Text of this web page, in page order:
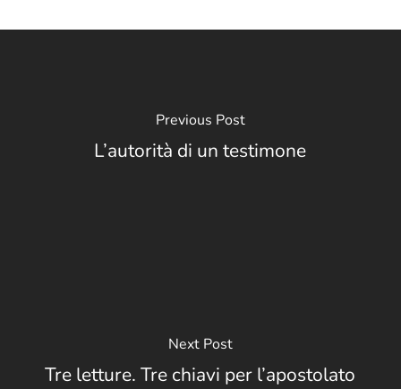
Previous Post
L’autorità di un testimone
Next Post
Tre letture. Tre chiavi per l’apostolato